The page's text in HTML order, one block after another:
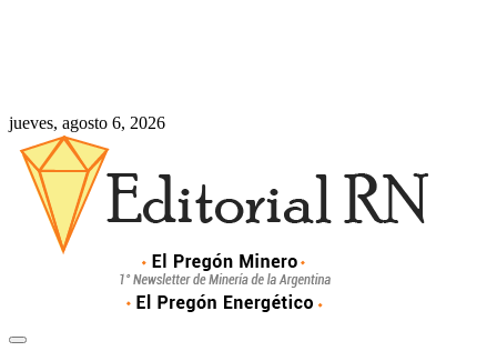
jueves, agosto 6, 2026